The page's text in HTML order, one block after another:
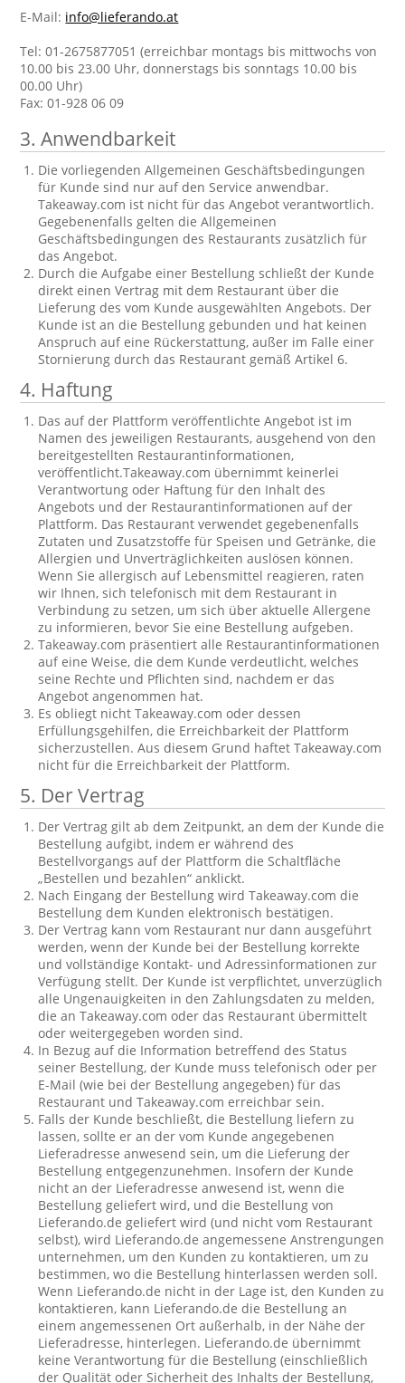
E-Mail: info@lieferando.at
Tel: 01-2675877051 (erreichbar montags bis mittwochs von
10.00 bis 23.00 Uhr, donnerstags bis sonntags 10.00 bis
00.00 Uhr)
Fax: 01-928 06 09
3. Anwendbarkeit
Die vorliegenden Allgemeinen Geschäftsbedingungen
für Kunde sind nur auf den Service anwendbar.
Takeaway.com ist nicht für das Angebot verantwortlich.
Gegebenenfalls gelten die Allgemeinen
Geschäftsbedingungen des Restaurants zusätzlich für
das Angebot.
Durch die Aufgabe einer Bestellung schließt der Kunde
direkt einen Vertrag mit dem Restaurant über die
Lieferung des vom Kunde ausgewählten Angebots. Der
Kunde ist an die Bestellung gebunden und hat keinen
Anspruch auf eine Rückerstattung, außer im Falle einer
Stornierung durch das Restaurant gemäß Artikel 6.
4. Haftung
Das auf der Plattform veröffentlichte Angebot ist im
Namen des jeweiligen Restaurants, ausgehend von den
bereitgestellten Restaurantinformationen,
veröffentlicht.Takeaway.com übernimmt keinerlei
Verantwortung oder Haftung für den Inhalt des
Angebots und der Restaurantinformationen auf der
Plattform. Das Restaurant verwendet gegebenenfalls
Zutaten und Zusatzstoffe für Speisen und Getränke, die
Allergien und Unverträglichkeiten auslösen können.
Wenn Sie allergisch auf Lebensmittel reagieren, raten
wir Ihnen, sich telefonisch mit dem Restaurant in
Verbindung zu setzen, um sich über aktuelle Allergene
zu informieren, bevor Sie eine Bestellung aufgeben.
Takeaway.com präsentiert alle Restaurantinformationen
auf eine Weise, die dem Kunde verdeutlicht, welches
seine Rechte und Pflichten sind, nachdem er das
Angebot angenommen hat.
Es obliegt nicht Takeaway.com oder dessen
Erfüllungsgehilfen, die Erreichbarkeit der Plattform
sicherzustellen. Aus diesem Grund haftet Takeaway.com
nicht für die Erreichbarkeit der Plattform.
5. Der Vertrag
Der Vertrag gilt ab dem Zeitpunkt, an dem der Kunde die
Bestellung aufgibt, indem er während des
Bestellvorgangs auf der Plattform die Schaltfläche
„Bestellen und bezahlen“ anklickt.
Nach Eingang der Bestellung wird Takeaway.com die
Bestellung dem Kunden elektronisch bestätigen.
Der Vertrag kann vom Restaurant nur dann ausgeführt
werden, wenn der Kunde bei der Bestellung korrekte
und vollständige Kontakt- und Adressinformationen zur
Verfügung stellt. Der Kunde ist verpflichtet, unverzüglich
alle Ungenauigkeiten in den Zahlungsdaten zu melden,
die an Takeaway.com oder das Restaurant übermittelt
oder weitergegeben worden sind.
In Bezug auf die Information betreffend des Status
seiner Bestellung, der Kunde muss telefonisch oder per
E-Mail (wie bei der Bestellung angegeben) für das
Restaurant und Takeaway.com erreichbar sein.
Falls der Kunde beschließt, die Bestellung liefern zu
lassen, sollte er an der vom Kunde angegebenen
Lieferadresse anwesend sein, um die Lieferung der
Bestellung entgegenzunehmen. Insofern der Kunde
nicht an der Lieferadresse anwesend ist, wenn die
Bestellung geliefert wird, und die Bestellung von
Lieferando.de geliefert wird (und nicht vom Restaurant
selbst), wird Lieferando.de angemessene Anstrengungen
unternehmen, um den Kunden zu kontaktieren, um zu
bestimmen, wo die Bestellung hinterlassen werden soll.
Wenn Lieferando.de nicht in der Lage ist, den Kunden zu
kontaktieren, kann Lieferando.de die Bestellung an
einem angemessenen Ort außerhalb, in der Nähe der
Lieferadresse, hinterlegen. Lieferando.de übernimmt
keine Verantwortung für die Bestellung (einschließlich
der Qualität oder Sicherheit des Inhalts der Bestellung,